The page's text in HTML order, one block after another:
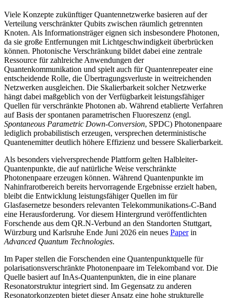
Viele Konzepte zukünftiger Quantennetzwerke basieren auf der
Verteilung verschränkter Qubits zwischen räumlich getrennten
Knoten. Als Informationsträger eignen sich insbesondere Photonen,
da sie große Entfernungen mit Lichtgeschwindigkeit überbrücken
können. Photonische Verschränkung bildet dabei eine zentrale
Ressource für zahlreiche Anwendungen der
Quantenkommunikation und spielt auch für Quantenrepeater eine
entscheidende Rolle, die Übertragungsverluste in weitreichenden
Netzwerken ausgleichen. Die Skalierbarkeit solcher Netzwerke
hängt dabei maßgeblich von der Verfügbarkeit leistungsfähiger
Quellen für verschränkte Photonen ab. Während etablierte Verfahren
auf Basis der spontanen parametrischen Fluoreszenz (engl.
Spontaneous Parametric Down-Conversion, SPDC) Photonenpaare
lediglich probabilistisch erzeugen, versprechen deterministische
Quantenemitter deutlich höhere Effizienz und bessere Skalierbarkeit.
Als besonders vielversprechende Plattform gelten Halbleiter-
Quantenpunkte, die auf natürliche Weise verschränkte
Photonenpaare erzeugen können. Während Quantenpunkte im
Nahinfrarotbereich bereits hervorragende Ergebnisse erzielt haben,
bleibt die Entwicklung leistungsfähiger Quellen im für
Glasfasernetze besonders relevanten Telekommunikations-C-Band
eine Herausforderung. Vor diesem Hintergrund veröffentlichten
Forschende aus dem QR.N-Verbund an den Standorten Stuttgart,
Würzburg und Karlsruhe Ende Juni 2026 ein neues Paperin
Advanced Quantum Technologies.
Im Paper stellen die Forschenden eine Quantenpunktquelle für
polarisationsverschränkte Photonenpaare im Telekomband vor. Die
Quelle basiert auf InAs-Quantenpunkten, die in eine planare
Resonatorstruktur integriert sind. Im Gegensatz zu anderen
Resonatorkonzepten bietet dieser Ansatz eine hohe strukturelle